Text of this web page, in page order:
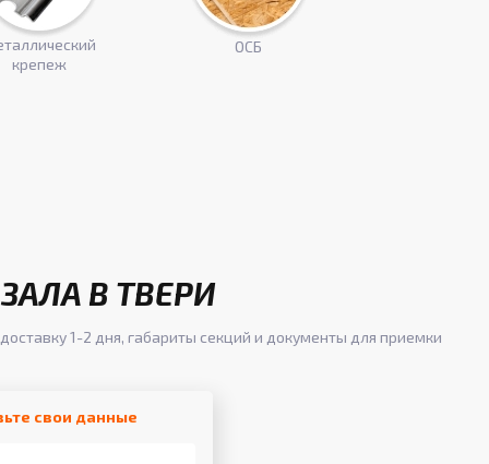
крепеж
ОСБ
В ТВЕРИ
1-2 дня, габариты секций и документы для приемки
свои данные